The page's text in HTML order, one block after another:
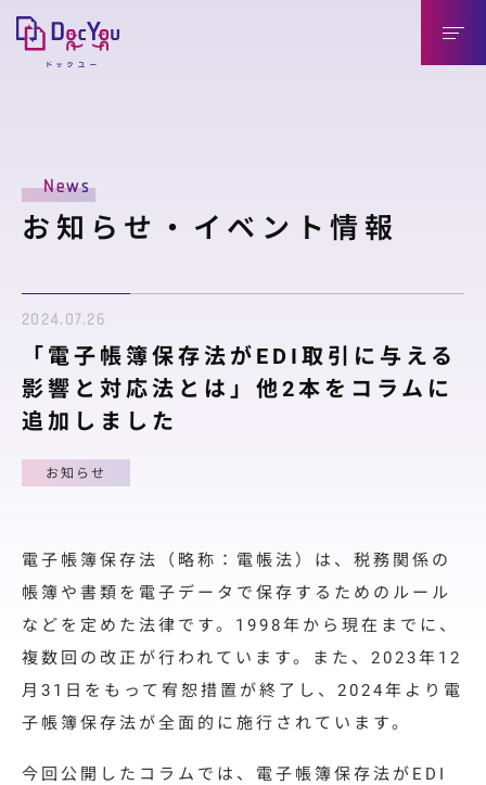
導入のメリット
導入企業様（送信側）
機能紹介
連携製品
料金プラン
取引先展開
サポート
導入事例
News
お知らせ・イベント情報
2024.07.26
「電子帳簿保存法がEDI取引に与える
影響と対応法とは」他2本をコラムに
追加しました
お知らせ
電子帳簿保存法（略称：電帳法）は、 税務関係の
帳簿や書類を電子データで保存するためのルール
などを定めた法律です。1998年から現在までに、
複数回の改正が行われています。また、 2023年12
月31日をもって宥恕措置が終了し、2024年より電
子帳簿保存法が全面的に施行されています。
今回公開したコラムでは、電子帳簿保存法がEDI